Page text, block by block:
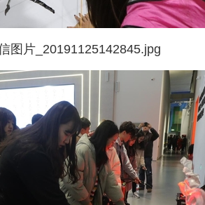
图片_20191125142845.jpg